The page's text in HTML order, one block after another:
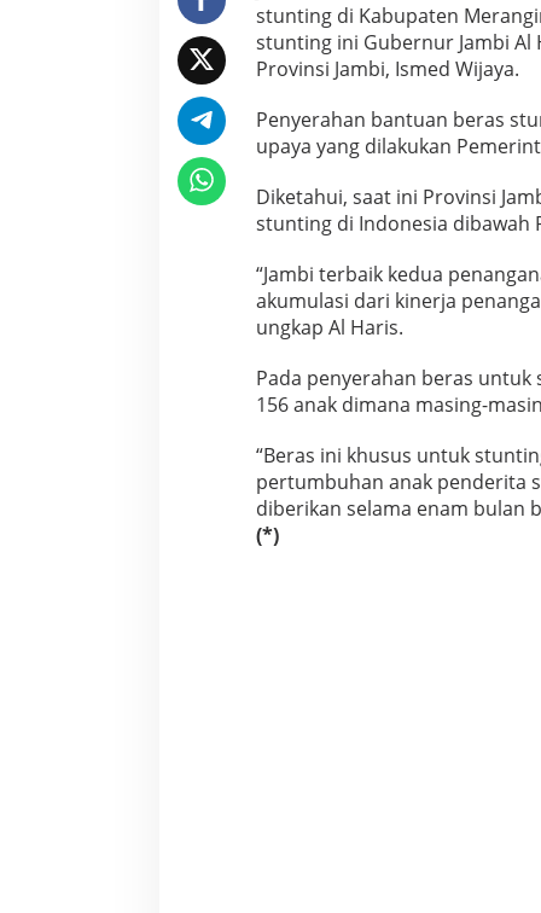
1
5
0
B
i
a
S
t
n
t
i
d
i
e
r
a
n
stunting di Kabupaten
stunting ini Gubernur Jambi Al
Provinsi Jambi, Ismed Wijaya.
Penyerahan bantuan beras
upaya yang dilakukan
Diketahui, saat ini Provinsi
stunting di Indonesia dibawah
“Jambi terbaik kedua
akumulasi dari kinerja
ungkap Al Haris.
Pada penyerahan beras
156 anak dimana masing-
“Beras ini khusus untuk
pertumbuhan anak penderita
diberikan selama enam bulan
(*)